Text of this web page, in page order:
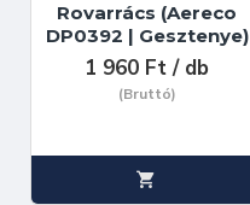
Rovarrács (Aereco
DP0392 | Gesztenye)
1 960 Ft / db
(Bruttó)